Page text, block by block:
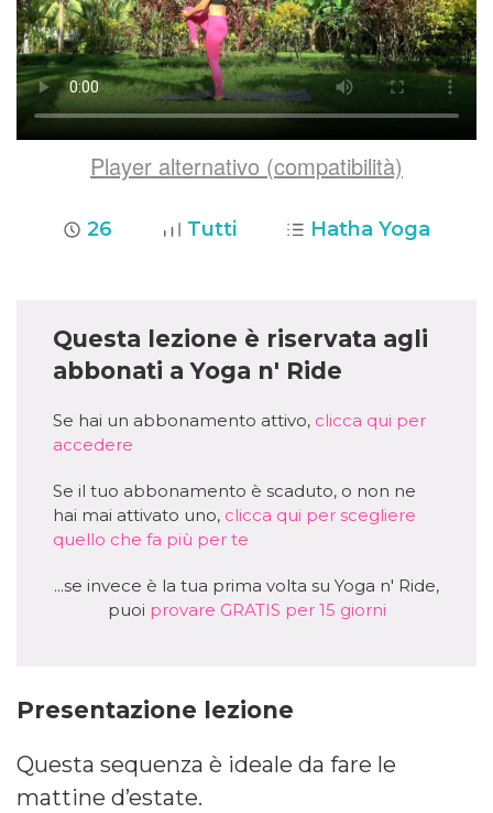
Player alternativo (compatibilità)
26 Tutti Hatha Yoga
Questa lezione è riservata agli
abbonati a Yoga n' Ride
Se hai un abbonamento attivo, clicca qui per
accedere
Se il tuo abbonamento è scaduto, o non ne
hai mai attivato uno, clicca qui per scegliere
quello che fa più per te
...se invece è la tua prima volta su Yoga n' Ride,
puoi provare GRATIS per 15 giorni
Presentazione lezione
Questa sequenza è ideale da fare le
mattine d’estate.